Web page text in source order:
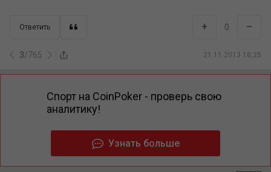
Ответить
3/765 21.11.2013 18:25
+ 0 –
Спорт на CoinPoker - проверь свою
аналитику!
Узнать больше